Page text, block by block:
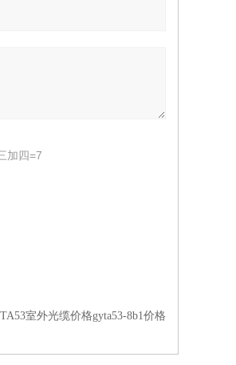
加四=7
室外光缆价格gyta53-8b1价格